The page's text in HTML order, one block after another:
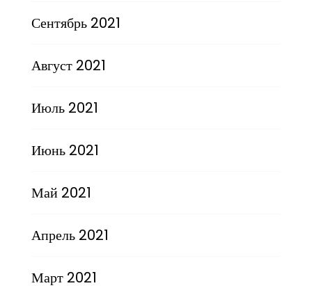
Сентябрь 2021
Август 2021
Июль 2021
Июнь 2021
Май 2021
Апрель 2021
Март 2021